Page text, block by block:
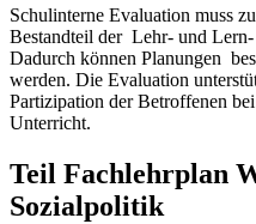
Schulinterne Evaluation muss
Bestandteil der Lehr- und
Dadurch können Planungen
werden. Die Evaluation
Partizipation der Betroffenen
Unterricht.
Teil Fachlehrplan
Sozialpolitik